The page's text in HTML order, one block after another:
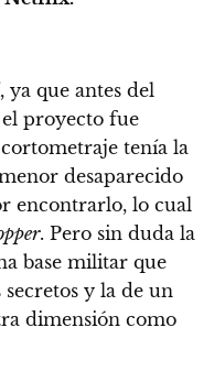
ya que antes del
el proyecto fue
tenía la
desaparecido
encontrarlo, lo cual
. Pero sin duda la
base militar que
y la de un
dimensión como